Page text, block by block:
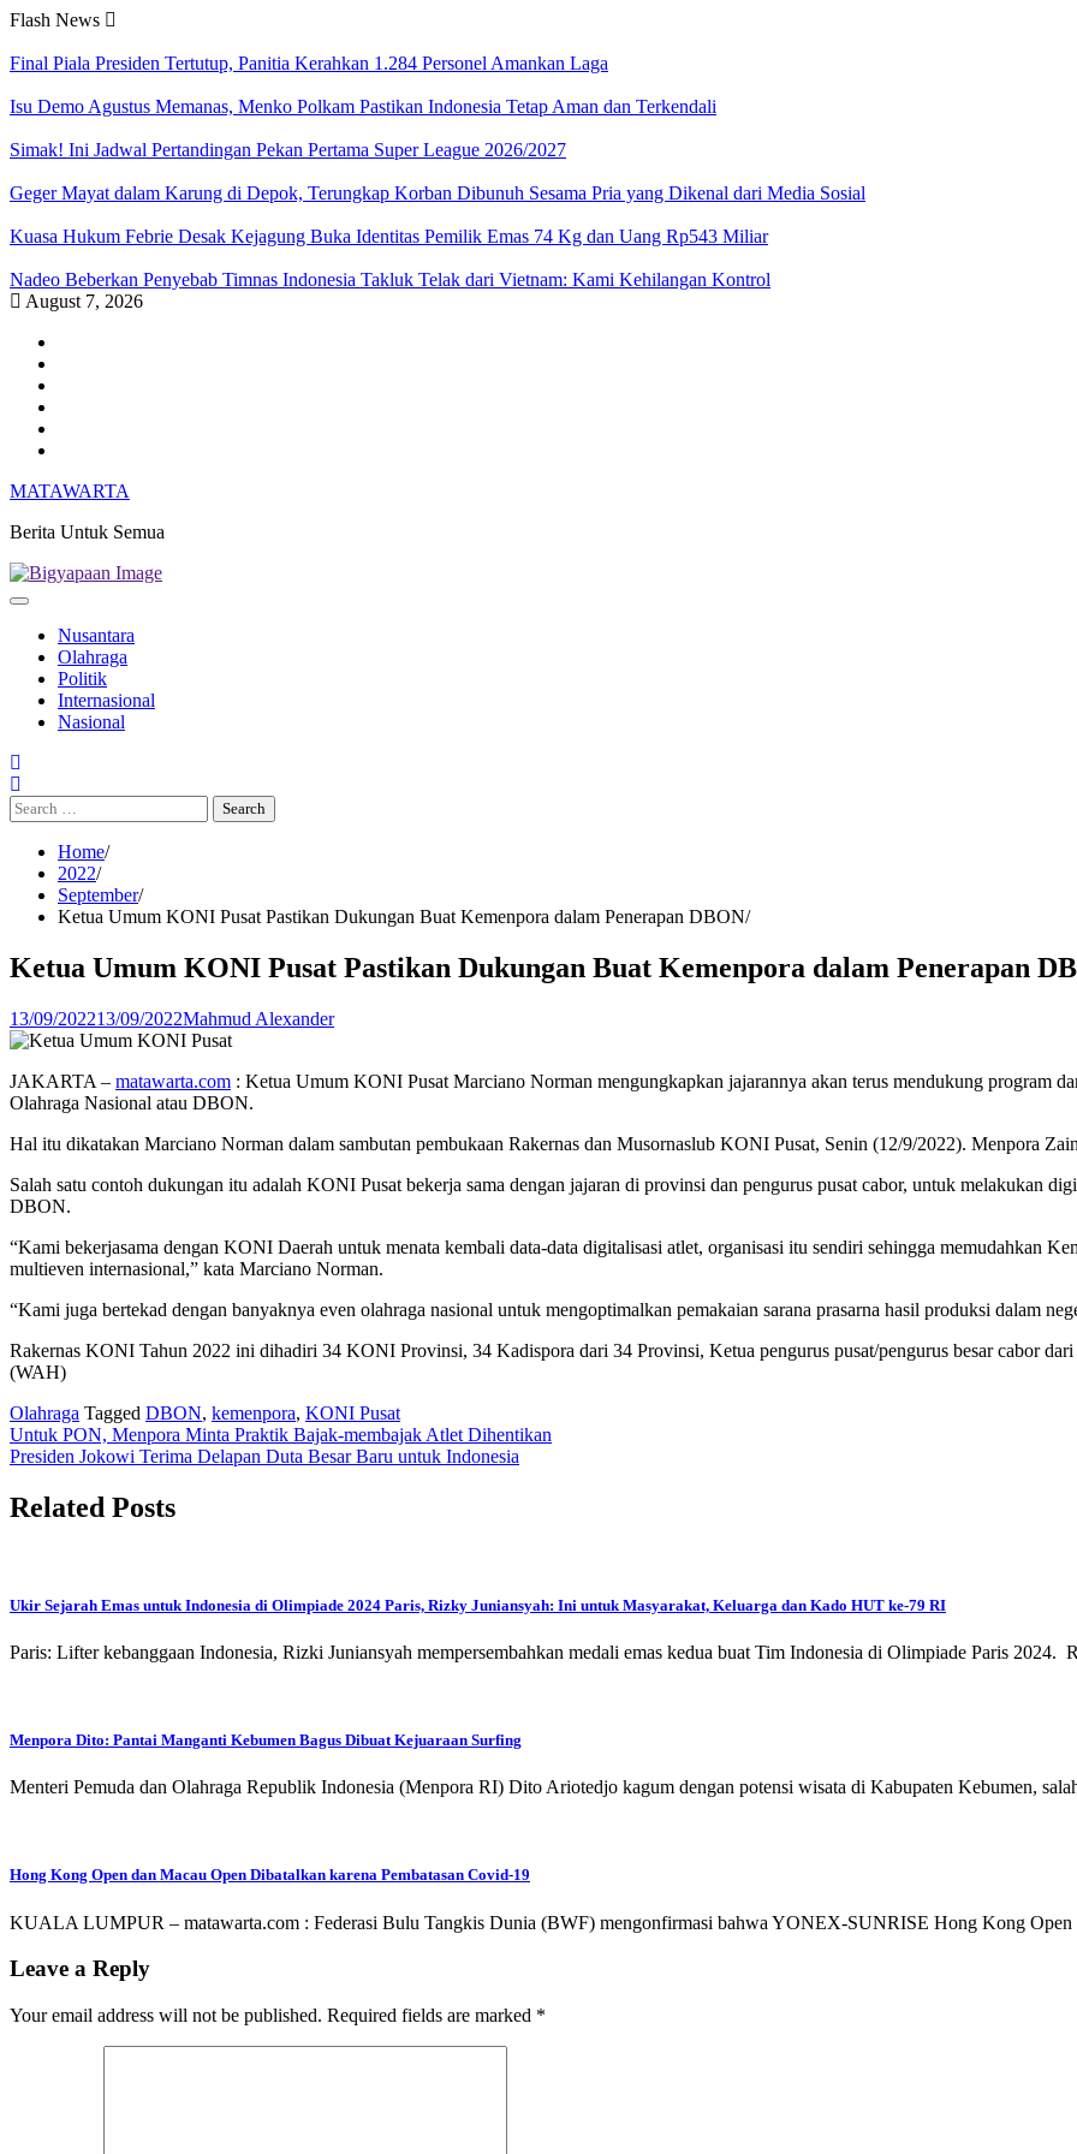
Skip
content
Flash News
Final Piala Presiden Tertutup, Panitia Kerahkan 1.284 Personel Amankan Laga
Isu Demo Agustus Memanas, Menko Polkam Pastikan Indonesia Tetap Aman dan Terkendali
Simak! Ini Jadwal Pertandingan Pekan Pertama Super League 2026/2027
Geger Mayat dalam Karung di Depok, Terungkap Korban Dibunuh Sesama Pria yang Dikenal dari Media Sosial
Kuasa Hukum Febrie Desak Kejagung Buka Identitas Pemilik Emas 74 Kg dan Uang Rp543 Miliar
Nadeo Beberkan Penyebab Timnas Indonesia Takluk Telak dari Vietnam: Kami Kehilangan Kontrol
August 7, 2026
MATAWARTA
Berita Untuk Semua
Nusantara
Olahraga
Politik
Internasional
Nasional
Search
for:
Home
2022
September
Ketua Umum KONI Pusat Pastikan Dukungan Buat Kemenpora dalam Penerapan DBON
Ketua Umum KONI Pusat Pastikan Dukungan Buat Kemenpora dalam Penerapan
13/09/202213/09/2022Mahmud Alexander
JAKARTA – matawarta.com : Ketua Umum KONI Pusat Marciano Norman mengungkapkan jajarannya akan terus mendukung program
Olahraga Nasional atau DBON.
Hal itu dikatakan Marciano Norman dalam sambutan pembukaan Rakernas dan Musornaslub KONI Pusat, Senin (12/9/2022). Menpora
Salah satu contoh dukungan itu adalah KONI Pusat bekerja sama dengan jajaran di provinsi dan pengurus pusat cabor, untuk melakukan
DBON.
“Kami bekerjasama dengan KONI Daerah untuk menata kembali data-data digitalisasi atlet, organisasi itu sendiri sehingga memudahkan
multieven internasional,” kata Marciano Norman.
“Kami juga bertekad dengan banyaknya even olahraga nasional untuk mengoptimalkan pemakaian sarana prasarna hasil produksi dalam
Rakernas KONI Tahun 2022 ini dihadiri 34 KONI Provinsi, 34 Kadispora dari 34 Provinsi, Ketua pengurus pusat/pengurus besar cabor
(WAH)
Olahraga Tagged DBON, kemenpora, KONI Pusat
Post
navigation
Untuk PON, Menpora Minta Praktik Bajak-membajak Atlet Dihentikan
Presiden Jokowi Terima Delapan Duta Besar Baru untuk Indonesia
Related Posts
Ukir Sejarah Emas untuk Indonesia di Olimpiade 2024 Paris, Rizky Juniansyah: Ini untuk Masyarakat, Keluarga dan Kado HUT ke-79 RI
Paris: Lifter kebanggaan Indonesia, Rizki Juniansyah mempersembahkan medali emas kedua buat Tim Indonesia di Olimpiade Paris
Menpora Dito: Pantai Manganti Kebumen Bagus Dibuat Kejuaraan Surfing
Menteri Pemuda dan Olahraga Republik Indonesia (Menpora RI) Dito Ariotedjo kagum dengan potensi wisata di Kabupaten Kebumen,
Hong Kong Open dan Macau Open Dibatalkan karena Pembatasan Covid-19
KUALA LUMPUR – matawarta.com : Federasi Bulu Tangkis Dunia (BWF) mengonfirmasi bahwa YONEX-SUNRISE Hong Kong
Leave a Reply
Your email address will not be published. Required fields are marked *